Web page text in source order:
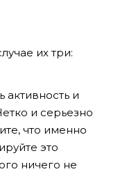
их три:
активность и
и серьезно
что именно
это
ничего не